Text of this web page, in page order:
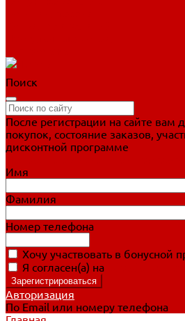
Поиск
После регистрации на сайте вам
покупок, состояние заказов,
дисконтной программе
Имя
Фамилия
Номер телефона
Хочу участвовать в бонусной
Я согласен(а) на
Авторизация
По Email или номеру телефона